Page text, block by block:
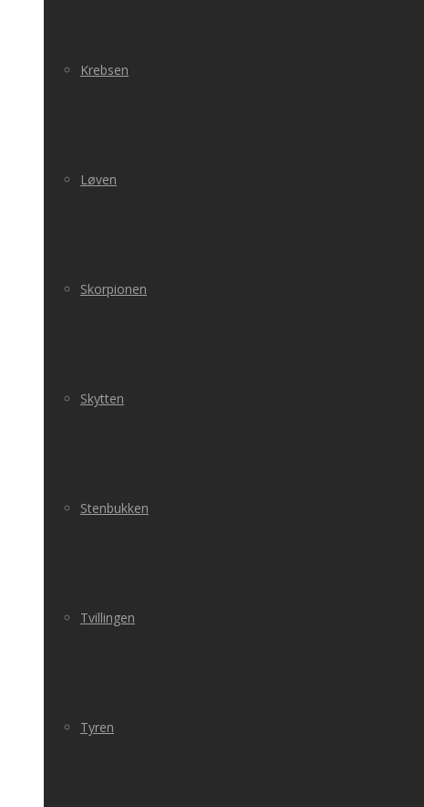
Krebsen
Løven
Skorpionen
Skytten
Stenbukken
Tvillingen
Tyren